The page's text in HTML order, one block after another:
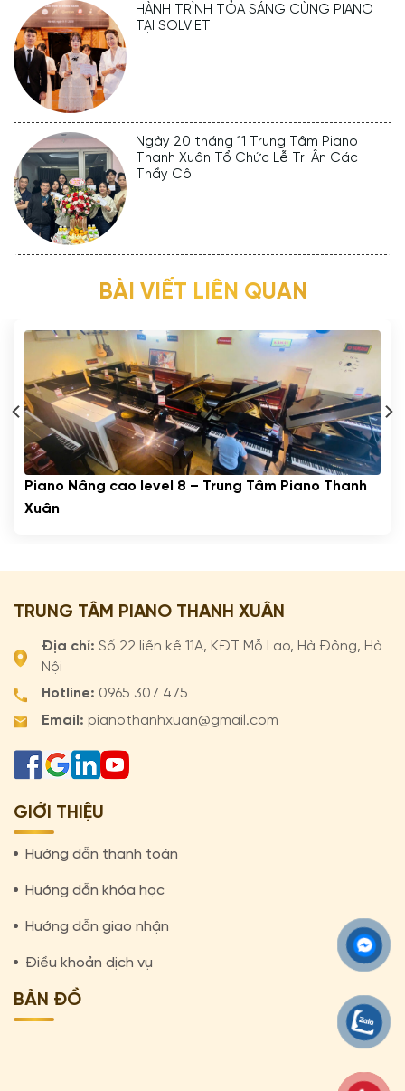
HÀNH TRÌNH TỎA SÁNG CÙNG PIANO
TẠI SOLVIET
Ngày 20 tháng 11 Trung Tâm Piano
Thanh Xuân Tổ Chức Lễ Tri Ân Các
Thầy Cô
BÀI VIẾT LIÊN QUAN
Piano Nâng cao level 8 – Trung Tâm Piano Thanh
Xuân
TRUNG TÂM PIANO THANH XUÂN
Địa chỉ: Số 22 liền kề 11A, KĐT Mỗ Lao, Hà Đông, Hà
Nội
Hotline: 0965 307 475
Email: pianothanhxuan@gmail.com
GIỚI THIỆU
Hướng dẫn thanh toán
Hướng dẫn khóa học
Hướng dẫn giao nhận
Điều khoản dịch vụ
BẢN ĐỒ